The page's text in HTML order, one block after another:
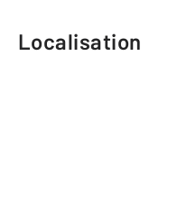
Localisation